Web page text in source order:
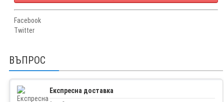
Facebook
Twitter
ВЪПРОС
Експресна доставка